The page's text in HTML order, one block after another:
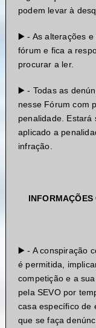
podem levar à
▶️ - As alterações e
fórum e fica a
procurar a ler.
▶️ - Todas as
nesse Fórum com
penalidade. Estará
aplicado a
infração.
INFORMAÇÕES
▶️ - A conspiração
é permitida,
competição e a
pela SEVO por
casa específico de
que se faça